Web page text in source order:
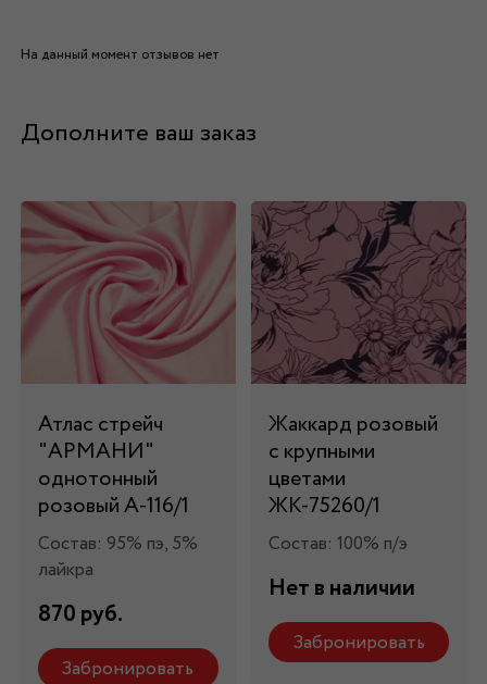
На данный момент отзывов нет
Дополните ваш заказ
Атлас стрейч
"APMAНИ"
однотонный
розовый А-116/1
Состав: 95% пэ, 5%
лайкра
870 руб.
Забронировать
Жаккард розовый
с крупными
цветами
ЖК-75260/1
Состав: 100% п/э
Нет в наличии
Забронировать